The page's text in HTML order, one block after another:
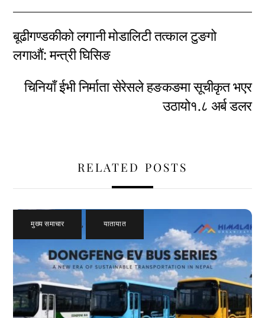
बूढीगण्डकीको लगानी मोडालिटी तत्काल टुङगो
लगाऔं: मन्त्री घिसिङ
चिनियाँ ईभी निर्माता सेरेसले हङकङमा सूचीकृत भएर
उठायो१.८ अर्ब डलर
RELATED POSTS
मुख्य समाचार , यातायात